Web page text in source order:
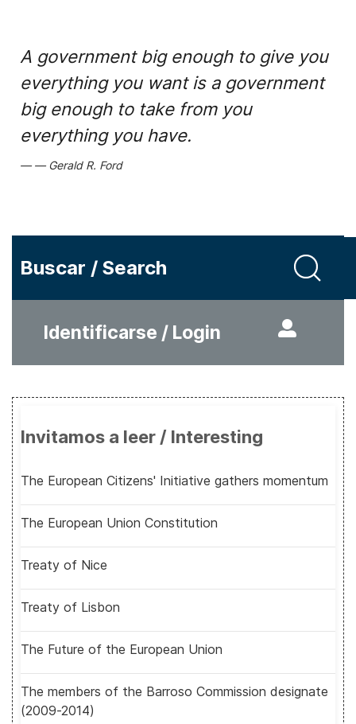
A government big enough to give you
everything you want is a government
big enough to take from you
everything you have.
Gerald R. Ford
Buscar / Search
Identificarse / Login
Invitamos a leer / Interesting
The European Citizens' Initiative gathers momentum
The European Union Constitution
Treaty of Nice
Treaty of Lisbon
The Future of the European Union
The members of the Barroso Commission designate
(2009-2014)